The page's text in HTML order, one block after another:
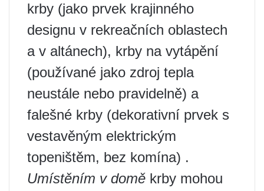
krby (jako prvek krajinného
designu v rekreačních oblastech
a v altánech), krby na vytápění
(používané jako zdroj tepla
neustále nebo pravidelně) a
falešné krby (dekorativní prvek s
vestavěným elektrickým
topeništěm, bez komína) .
Umístěním v domě krby mohou